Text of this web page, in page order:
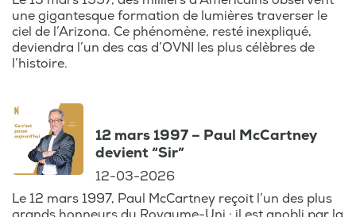
temps, où chaque épisode vous ramène à
une époque révolue mais toujours vivante
dans nos cœurs. C'est votre rendez-vous
redécouvrir les actualités qui ont forgé
notre histoire collective.
une gigantesque formation de lumières traverser le
ciel de l’Arizona. Ce phénomène, resté inexpliqué,
deviendra l’un des cas d’OVNI les plus célèbres de
l’histoire.
12 mars 1997 – Paul McCartney
devient “Sir”
12-03-2026
Le 12 mars 1997, Paul McCartney reçoit l’un des plus